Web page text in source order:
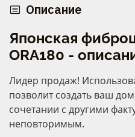
Описание
Японская
ORA180 -
Лидер продаж!
позволит создать ваш
сочетании с другими
неповторимым.